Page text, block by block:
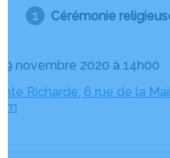
Cérémonie
19 novembre 2020 à 14h00
Richarde, 6 rue de la